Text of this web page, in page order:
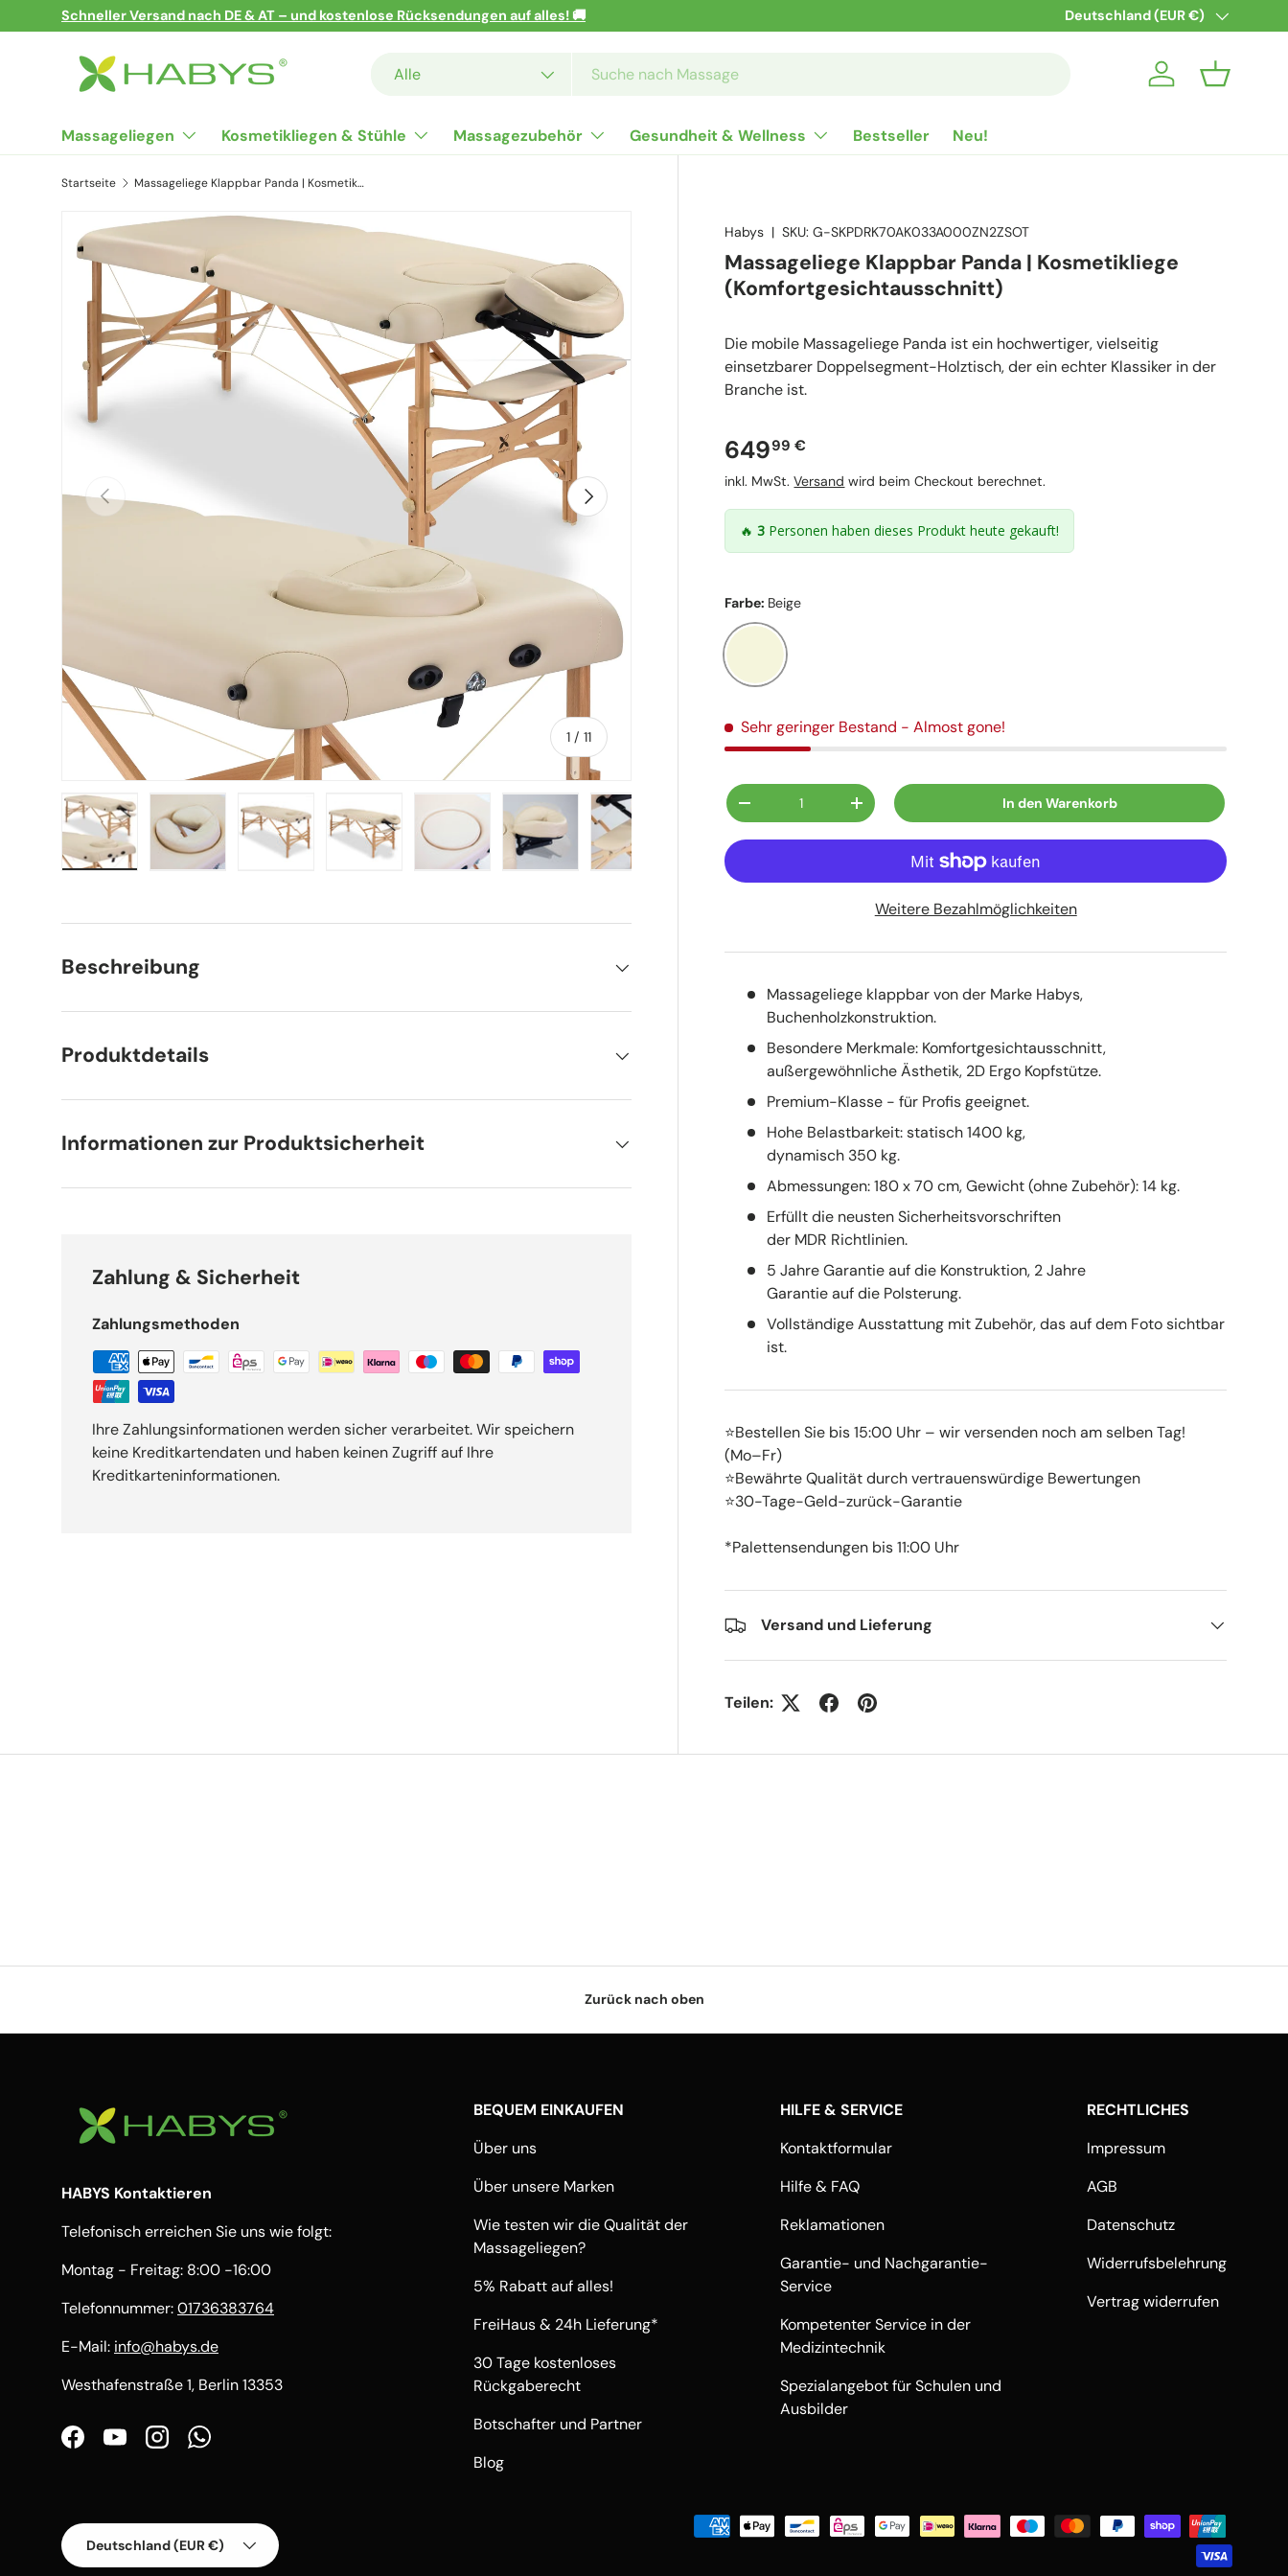
Direkt zum Inhalt
Schneller Versand nach DE & AT – und kostenlose Rücksendungen auf alles! 🚚 Land/Region
Deutschland (EUR €)
Alle Einloggen
Massageliegen Kosmetikliegen & Stühle Massagezubehör Gesundheit & Wellness Bestseller Neu!
Startseite Massageliege Klappbar Panda | Kosmetikliege (Komfortgesichtausschnitt)
Zu Produktinformationen springen
Vorherige
1 /von
11
Nächste
Bild 6 in Galerieansicht laden
Bild 7 in Galerieansicht laden
Bild 8 in Galerieansicht laden
Bild 9 in Galerieansicht laden
Bild 10 in Galerieansicht laden
Bild 11 in Galerieansicht laden
Habys |SKU: G-SKPDRK70AK033A000ZN2ZSOT
Massageliege Klappbar Panda | Kosmetikliege
(Komfortgesichtausschnitt)
Die mobile Massageliege Panda ist ein hochwertiger, vielseitig
einsetzbarer Doppelsegment-Holztisch, der ein echter Klassiker in der
Branche ist.
Normaler Preis
64999 €
inkl. MwSt.Versand wird beim Checkout berechnet.
🔥3 Personen haben dieses Produkt heute gekauft!
Farbe: Beige
Beige
Sehr geringer Bestand - Almost gone!
Anzahl
Menge verringernMenge erhöhen In den Warenkorb
Weitere Bezahlmöglichkeiten
Massageliege klappbar von der Marke Habys,
Buchenholzkonstruktion.
Besondere Merkmale: Komfortgesichtausschnitt,
außergewöhnliche Ästhetik, 2D Ergo Kopfstütze.
Premium-Klasse - für Profis geeignet.
Hohe Belastbarkeit: statisch 1400 kg,
dynamisch 350 kg.
Abmessungen: 180 x 70 cm, Gewicht (ohne Zubehör): 14 kg.
Erfüllt die neusten Sicherheitsvorschriften
der MDR Richtlinien.
5 Jahre Garantie auf die Konstruktion, 2 Jahre
Garantie auf die Polsterung.
Vollständige Ausstattung mit Zubehör, das auf dem Foto sichtbar
ist.
⭐Bestellen Sie bis 15:00 Uhr – wir versenden noch am selben Tag!
(Mo–Fr)
⭐Bewährte Qualität durch vertrauenswürdige Bewertungen
⭐30-Tage-Geld-zurück-Garantie
*Palettensendungen bis 11:00 Uhr
Versand und Lieferung
Teilen:
Beschreibung
Produktdetails
Informationen zur Produktsicherheit
Zahlung & Sicherheit
Zahlungsmethoden
Ihre Zahlungsinformationen werden sicher verarbeitet. Wir speichern
keine Kreditkartendaten und haben keinen Zugriff auf Ihre
Kreditkarteninformationen.
Zurück nach oben
HABYS Kontaktieren
Telefonisch erreichen Sie uns wie folgt:
Montag - Freitag: 8:00 -16:00
Telefonnummer:01736383764
E-Mail: info@habys.de
Westhafenstraße 1, Berlin 13353
FacebookYouTubeInstagramWhatsApp
BEQUEM EINKAUFEN
Über uns
Über unsere Marken
Wie testen wir die Qualität der
Massageliegen?
5% Rabatt auf alles!
FreiHaus & 24h Lieferung*
30 Tage kostenloses
Rückgaberecht
Botschafter und Partner
Blog
HILFE & SERVICE
Kontaktformular
Hilfe & FAQ
Reklamationen
Garantie- und Nachgarantie-
Service
Kompetenter Service in der
Medizintechnik
Spezialangebot für Schulen und
Ausbilder
RECHTLICHES
Impressum
AGB
Datenschutz
Widerrufsbelehrung
Vertrag widerrufen
Zahlungsmethoden
Land/Region
Deutschland (EUR €)